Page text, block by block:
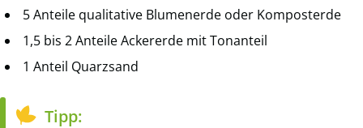
5 Anteile qualitative Blumenerde oder Komposterde
1,5 bis 2 Anteile Ackererde mit Tonanteil
1 Anteil Quarzsand
Tipp: